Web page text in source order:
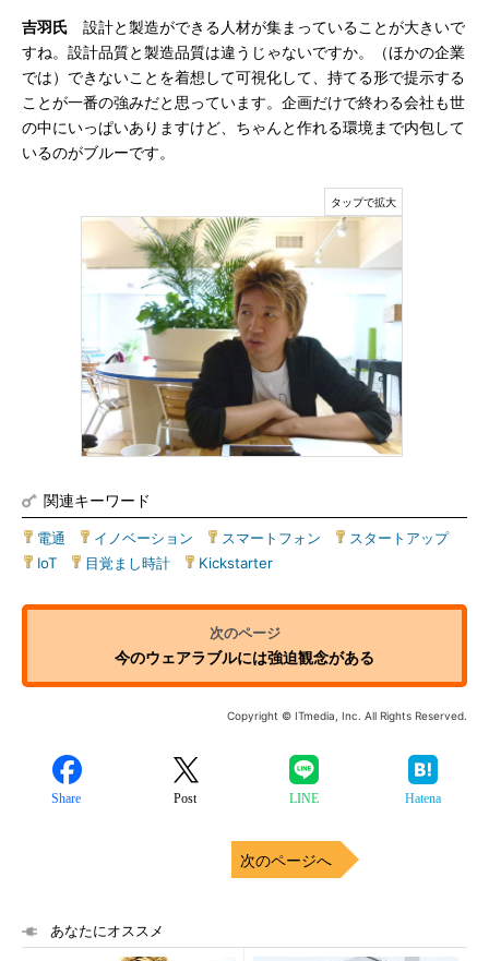
吉羽氏 設計と製造ができる人材が集まっていることが大きいで
すね。設計品質と製造品質は違うじゃないですか。（ほかの企業
では）できないことを着想して可視化して、持てる形で提示する
ことが一番の強みだと思っています。企画だけで終わる会社も世
の中にいっぱいありますけど、ちゃんと作れる環境まで内包して
いるのがブルーです。
関連キーワード
電通 イノベーション スマートフォン スタートアップ|
IoT
目覚まし時計 Kickstarter
今のウェアラブルには強迫観念がある
Copyright © ITmedia, Inc. All Rights Reserved.
Share Post LINE Hatena
次のページへ
あなたにオススメ